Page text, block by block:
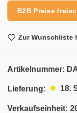
B2B Preise
Zur Wunschliste
Artikelnummer:
Lieferung: 18.
Verkaufseinheit: